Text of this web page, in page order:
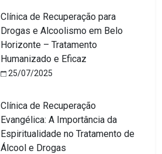
Clínica de Recuperação para
Drogas e Alcoolismo em Belo
Horizonte – Tratamento
Humanizado e Eficaz
25/07/2025
Clínica de Recuperação
Evangélica: A Importância da
Espiritualidade no Tratamento de
Álcool e Drogas